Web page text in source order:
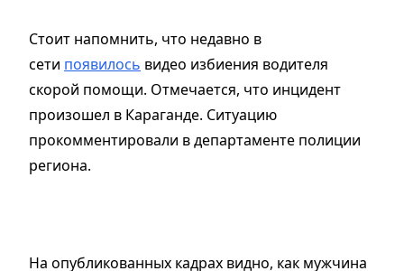
Стоит напомнить, что недавно в
сети появилось видео избиения водителя
скорой помощи. Отмечается, что инцидент
произошел в Караганде. Ситуацию
прокомментировали в департаменте полиции
региона.
На опубликованных кадрах видно, как мужчина